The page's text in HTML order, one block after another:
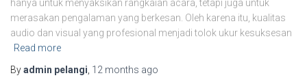
hanya untuk menyaksikan rangkaian acara, tetapi juga untuk
merasakan pengalaman yang berkesan. Oleh karena itu, kualitas
audio dan visual yang profesional menjadi tolok ukur kesuksesan
Read more
Byadmin pelangi 12 months ago